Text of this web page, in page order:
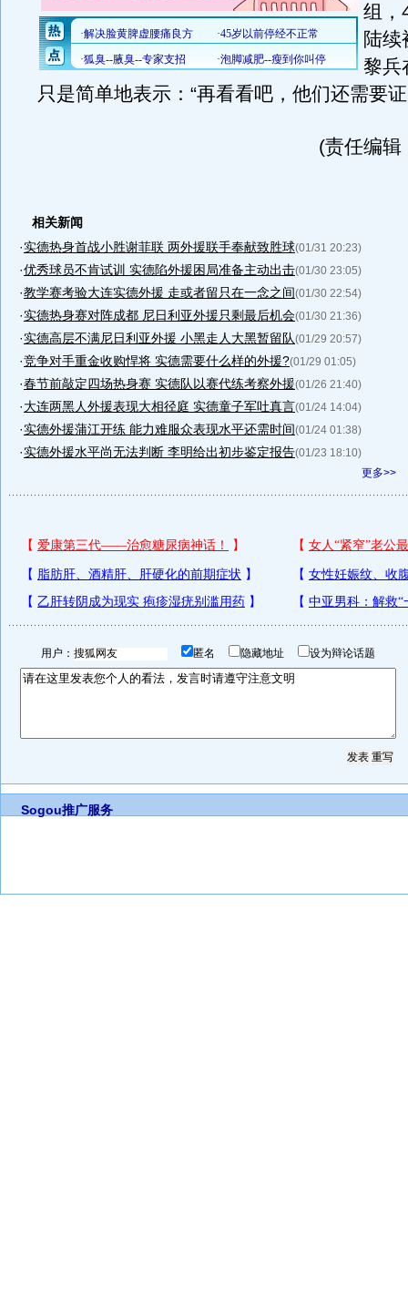
组，
陆续
黎兵
只是简单地表示：“再看看吧，他们还需要
(责任编
相关新闻
·实德热身首战小胜谢菲联 两外援联手奉献致胜球(01/31 20:23)
·优秀球员不肯试训 实德陷外援困局准备主动出击(01/30 23:05)
·教学赛考验大连实德外援 走或者留只在一念之间(01/30 22:54)
·实德热身赛对阵成都 尼日利亚外援只剩最后机会(01/30 21:36)
·实德高层不满尼日利亚外援 小黑走人大黑暂留队(01/29 20:57)
·竞争对手重金收购悍将 实德需要什么样的外援?(01/29 01:05)
·春节前敲定四场热身赛 实德队以赛代练考察外援(01/26 21:40)
·大连两黑人外援表现大相径庭 实德童子军吐真言(01/24 14:04)
·实德外援蒲江开练 能力难服众表现水平还需时间(01/24 01:38)
·实德外援水平尚无法判断 李明给出初步鉴定报告(01/23 18:10)
更多>>
用户： 匿名 隐藏地址 设为辩论话题
Sogou推广服务